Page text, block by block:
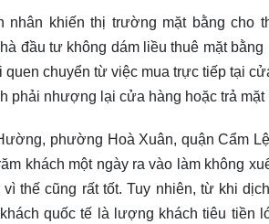
nhân khiến thị trường mặt bằng cho
đầu tư không dám liều thuê mặt
quen chuyển từ việc mua trực tiếp tại
phải nhượng lại cửa hàng hoặc trả mặt
phường Hoà Xuân, quận Cẩm
khách một ngày ra vào làm không
thế cũng rất tốt. Tuy nhiên, từ khi
quốc tế là lượng khách tiêu tiền